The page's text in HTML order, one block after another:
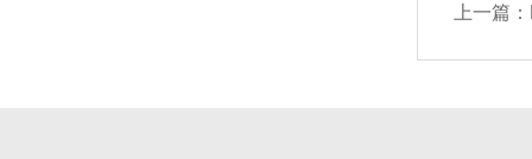
上一篇：